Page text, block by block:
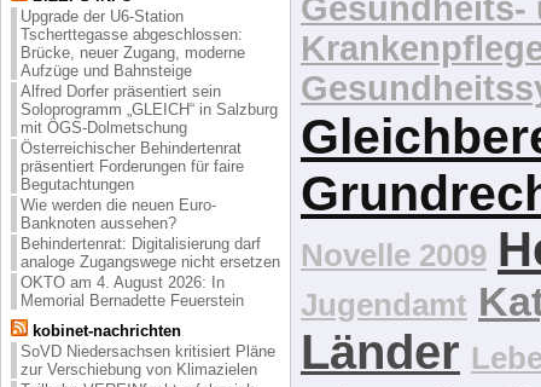
Upgrade der U6-Station
Tscherttegasse abgeschlossen:
Brücke, neuer Zugang, moderne
Aufzüge und Bahnsteige
Alfred Dorfer präsentiert sein
Soloprogramm „GLEICH“ in Salzburg
mit ÖGS-Dolmetschung
Österreichischer Behindertenrat
präsentiert Forderungen für faire
Begutachtungen
Wie werden die neuen Euro-
Banknoten aussehen?
Behindertenrat: Digitalisierung darf
analoge Zugangswege nicht ersetzen
OKTO am 4. August 2026: In
Memorial Bernadette Feuerstein
kobinet-nachrichten
SoVD Niedersachsen kritisiert Pläne
zur Verschiebung von Klimazielen
Gesundheits-
Novelle 2009
Jugendamt
Länder